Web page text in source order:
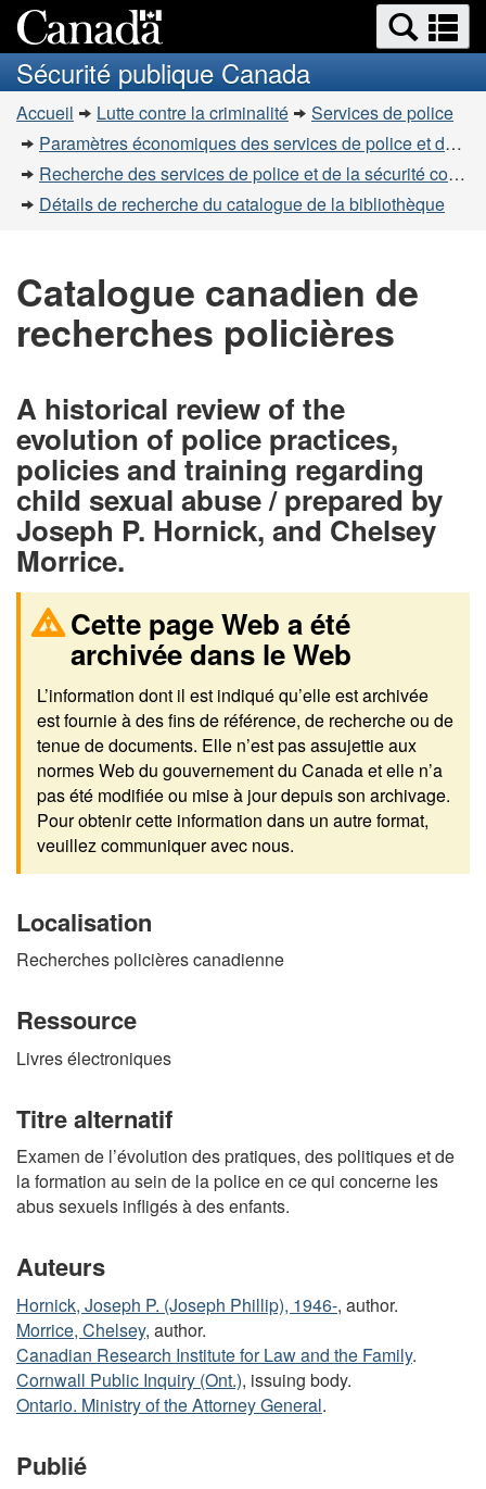
au
contenu
principal
à
la
version
HTML
simplifiée
Recherche
et
menus
et
Sécurité publique Canada
Vous
êtes
ici
Accueil Lutte contre la criminalité
Services de police
Paramètres économiques des services de police et de la sécurité communautaire
Recherche des services de police et de la sécurité communautaire
Détails de recherche du catalogue de la bibliothèque
Catalogue canadien de
recherches policières
A historical review of the
evolution of police practices,
policies and training regarding
child sexual abuse / prepared by
Joseph P. Hornick, and Chelsey
Morrice.
Cette page Web a été
archivée dans le Web
L’information dont il est indiqué qu’elle est archivée
est fournie à des fins de référence, de recherche ou de
tenue de documents. Elle n’est pas assujettie aux
normes Web du gouvernement du Canada et elle n’a
pas été modifiée ou mise à jour depuis son archivage.
Pour obtenir cette information dans un autre format,
veuillez communiquer avec nous.
Localisation
Recherches policières canadienne
Ressource
Livres électroniques
Titre alternatif
Examen de l’évolution des pratiques, des politiques et de
la formation au sein de la police en ce qui concerne les
abus sexuels infligés à des enfants.
Auteurs
Hornick, Joseph P. (Joseph Phillip), 1946-, author.
Morrice, Chelsey, author.
Canadian Research Institute for Law and the Family.
Cornwall Public Inquiry (Ont.), issuing body.
Ontario. Ministry of the Attorney General.
Publié